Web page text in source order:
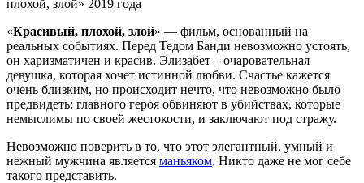
плохой, злой» 2019 года
«Красивый, плохой, злой» — фильм, основанный на
реальных событиях. Перед Тедом Банди невозможно устоять,
он харизматичен и красив. Элизабет – очаровательная
девушка, которая хочет истинной любви. Счастье кажется
очень близким, но происходит нечто, что невозможно было
предвидеть: главного героя обвиняют в убийствах, которые
немыслимы по своей жестокости, и заключают под стражу.
Невозможно поверить в то, что этот элегантный, умный и
нежный мужчина является маньяком. Никто даже не мог себе
такого представить.